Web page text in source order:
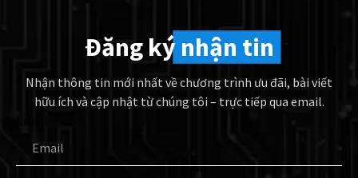
Đăng ký nhận tin
Nhận thông tin mới nhất về chương trình ưu đãi, bài viết
hữu ích và cập nhật từ chúng tôi – trực tiếp qua email.